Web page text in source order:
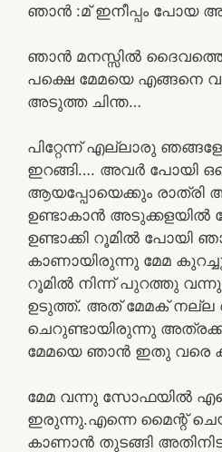
ഞാൻ :മ് ഇനീപ്പം പോയ
ഞാൻ മനസ്സിൽ ദൈവത്തെ
പക്ഷെ മേമയെ എങ്ങനെ
അടുത്ത ചിന്ത…
പിറ്റേന്ന് എല്ലാരു
ഇറങ്ങി…. അവർ പോയി
ആയപ്പോയെക്കും രാത്രി
ഉണ്ടാകാൻ അടുക്കളയിൽ
ഉണ്ടാക്കി റൂമിൽ പോയി
കാണായിരുന്നു മേമ
റൂമിൽ നിന്ന് പുറത്തു വന്നു
ഉടുത്ത്. അത് മേമക് നല്ല
ചെറുണ്ടായിരുന്നു
മേമയെ ഞാൻ ഇതു വരെ
മേമ വന്നു സോഫയിൽ
ഇരുന്നു.എന്നെ മൈന്റ്
കാണാൻ തുടങ്ങി